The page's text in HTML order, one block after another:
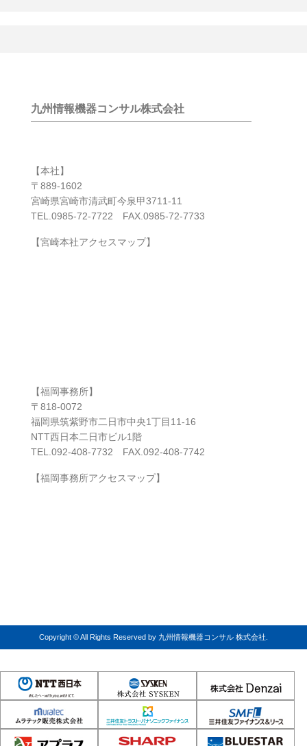
九州情報機器コンサル株式会社
【本社】
〒889-1602
宮崎県宮崎市清武町今泉甲3711-11
TEL.0985-72-7722 FAX.0985-72-7733
【宮崎本社アクセスマップ】
【福岡事務所】
〒818-0072
福岡県筑紫野市二日市中央1丁目11-16
NTT西日本二日市ビル1階
TEL.092-408-7732 FAX.092-408-7742
【福岡事務所アクセスマップ】
Copyright © All Rights Reserved by 九州情報機器コンサル 株式会社.